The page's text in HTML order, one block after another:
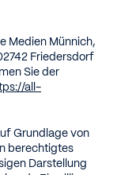
Medien Münnich,
Friedersdorf
Sie der
all-
Grundlage von
berechtigtes
Darstellung